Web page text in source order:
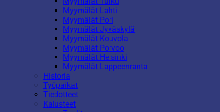
Myymälät Lahti
Myymälät Pori
Myymälät Jyväskylä
Myymälät Kouvola
Myymälät Porvoo
Myymälät Helsinki
Myymälät Lappeenranta
Historia
Työpaikat
Tiedotteet
Kalusteet